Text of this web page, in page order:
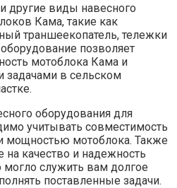
другие виды навесного
Кама, такие как
траншеекопатель, тележки
позволяет
мотоблока Кама и
задачами в сельском
оборудования для
учитывать совместимость
мощностью мотоблока. Также
на качество и надежность
могло служить вам долгое
поставленные задачи.